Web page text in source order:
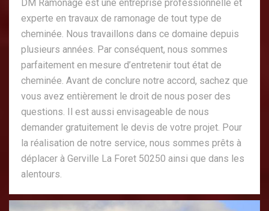
DM Ramonage est une entreprise professionnelle et
experte en travaux de ramonage de tout type de
cheminée. Nous travaillons dans ce domaine depuis
plusieurs années. Par conséquent, nous sommes
parfaitement en mesure d’entretenir tout état de
cheminée. Avant de conclure notre accord, sachez que
vous avez entièrement le droit de nous poser des
questions. Il est aussi envisageable de nous
demander gratuitement le devis de votre projet. Pour
la réalisation de notre service, nous sommes prêts à
déplacer à Gerville La Foret 50250 ainsi que dans les
alentours.